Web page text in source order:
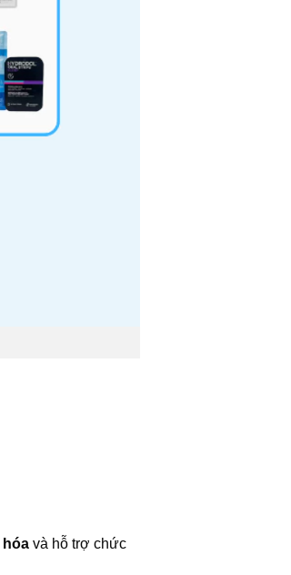
hóavà hỗ trợ chức